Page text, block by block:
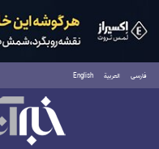
فارسی العربية English
پنجشنبه ۱۵ مرداد ۱۴۰۵